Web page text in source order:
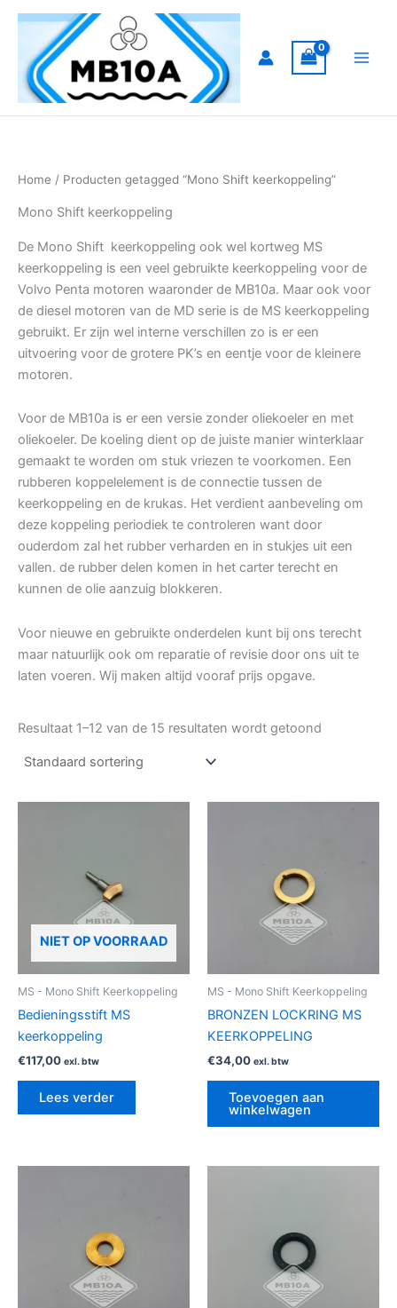
inhoud
Home / Producten getagged “Mono Shift keerkoppeling”
Mono Shift keerkoppeling
De Mono Shift keerkoppeling ook wel kortweg MS
keerkoppeling is een veel gebruikte keerkoppeling voor de
Volvo Penta motoren waaronder de MB10a. Maar ook voor
de diesel motoren van de MD serie is de MS keerkoppeling
gebruikt. Er zijn wel interne verschillen zo is er een
uitvoering voor de grotere PK’s en eentje voor de kleinere
motoren.
Voor de MB10a is er een versie zonder oliekoeler en met
oliekoeler. De koeling dient op de juiste manier winterklaar
gemaakt te worden om stuk vriezen te voorkomen. Een
rubberen koppelelement is de connectie tussen de
keerkoppeling en de krukas. Het verdient aanbeveling om
deze koppeling periodiek te controleren want door
ouderdom zal het rubber verharden en in stukjes uit een
vallen. de rubber delen komen in het carter terecht en
kunnen de olie aanzuig blokkeren.
Voor nieuwe en gebruikte onderdelen kunt bij ons terecht
maar natuurlijk ook om reparatie of revisie door ons uit te
laten voeren. Wij maken altijd vooraf prijs opgave.
Resultaat 1–12 van de 15 resultaten wordt getoond
NIET OP VOORRAAD
MS - Mono Shift Keerkoppeling
Bedieningsstift MS
keerkoppeling
€117,00 exl. btw
Lees verder
MS - Mono Shift Keerkoppeling
BRONZEN LOCKRING MS
KEERKOPPELING
€34,00 exl. btw
Toevoegen aan
winkelwagen